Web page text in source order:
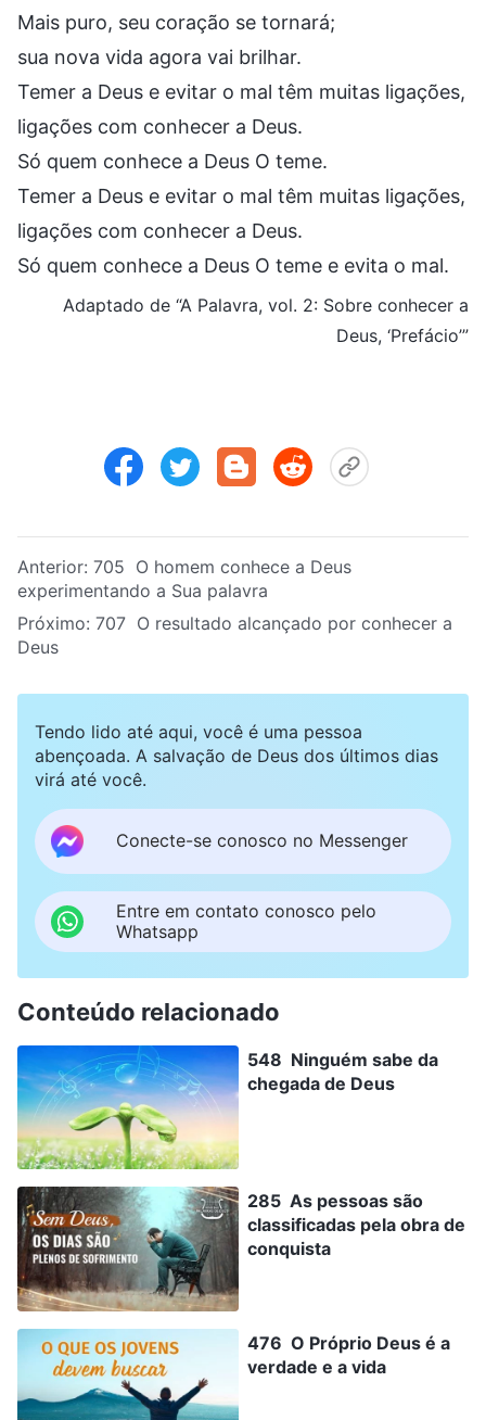
Mais puro, seu coração se tornará;
sua nova vida agora vai brilhar.
Temer a Deus e evitar o mal têm muitas ligações,
ligações com conhecer a Deus.
Só quem conhece a Deus O teme.
Temer a Deus e evitar o mal têm muitas ligações,
ligações com conhecer a Deus.
Só quem conhece a Deus O teme e evita o mal.
Adaptado de “A Palavra, vol. 2: Sobre conhecer a
Deus, ‘Prefácio’”
Anterior: 705 O homem conhece a Deus
experimentando a Sua palavra
Próximo: 707 O resultado alcançado por conhecer a
Deus
Tendo lido até aqui, você é uma pessoa
abençoada. A salvação de Deus dos últimos dias
virá até você.
Conecte-se conosco no Messenger
Entre em contato conosco pelo
Whatsapp
Conteúdo relacionado
548 Ninguém sabe da
chegada de Deus
285 As pessoas são
classificadas pela obra de
conquista
476 O Próprio Deus é a
verdade e a vida